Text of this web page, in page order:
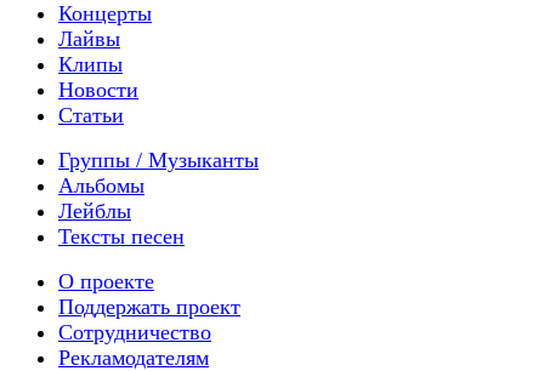
Концерты
Лайвы
Клипы
Новости
Статьи
Группы / Музыканты
Альбомы
Лейблы
Тексты песен
О проекте
Поддержать проект
Сотрудничество
Рекламодателям